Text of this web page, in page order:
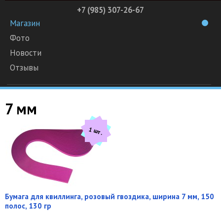
+7 (985) 307-26-67
Магазин
Фото
Новости
Отзывы
7 мм
1 шт.
Бумага для квиллинга, розовый гвоздика, ширина 7 мм, 150
полос, 130 гр